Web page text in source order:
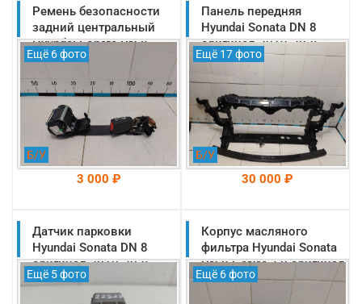
Ремень безопасности
задний центральный
Hyundai Sonata DN 8
оригинал 2019-2025
(89850L1100YTH)
Ещё 6 фото
Б/У
3 000 ₽
На складе: Раменское
-->
Панель передняя
Hyundai Sonata DN 8
оригинал 2019-2025
(64101L1000)
Ещё 17 фото
Б/У
30 000 ₽
На складе: Раменское
-->
Датчик парковки
Hyundai Sonata DN 8
оригинал 2019-2025
(99350L1000)
Ещё 5 фото
Корпус масляного
фильтра Hyundai Sonata
DN 8 G4NM 2.0 оригинал
2019-2025
(263002JTA1)
Ещё 6 фото